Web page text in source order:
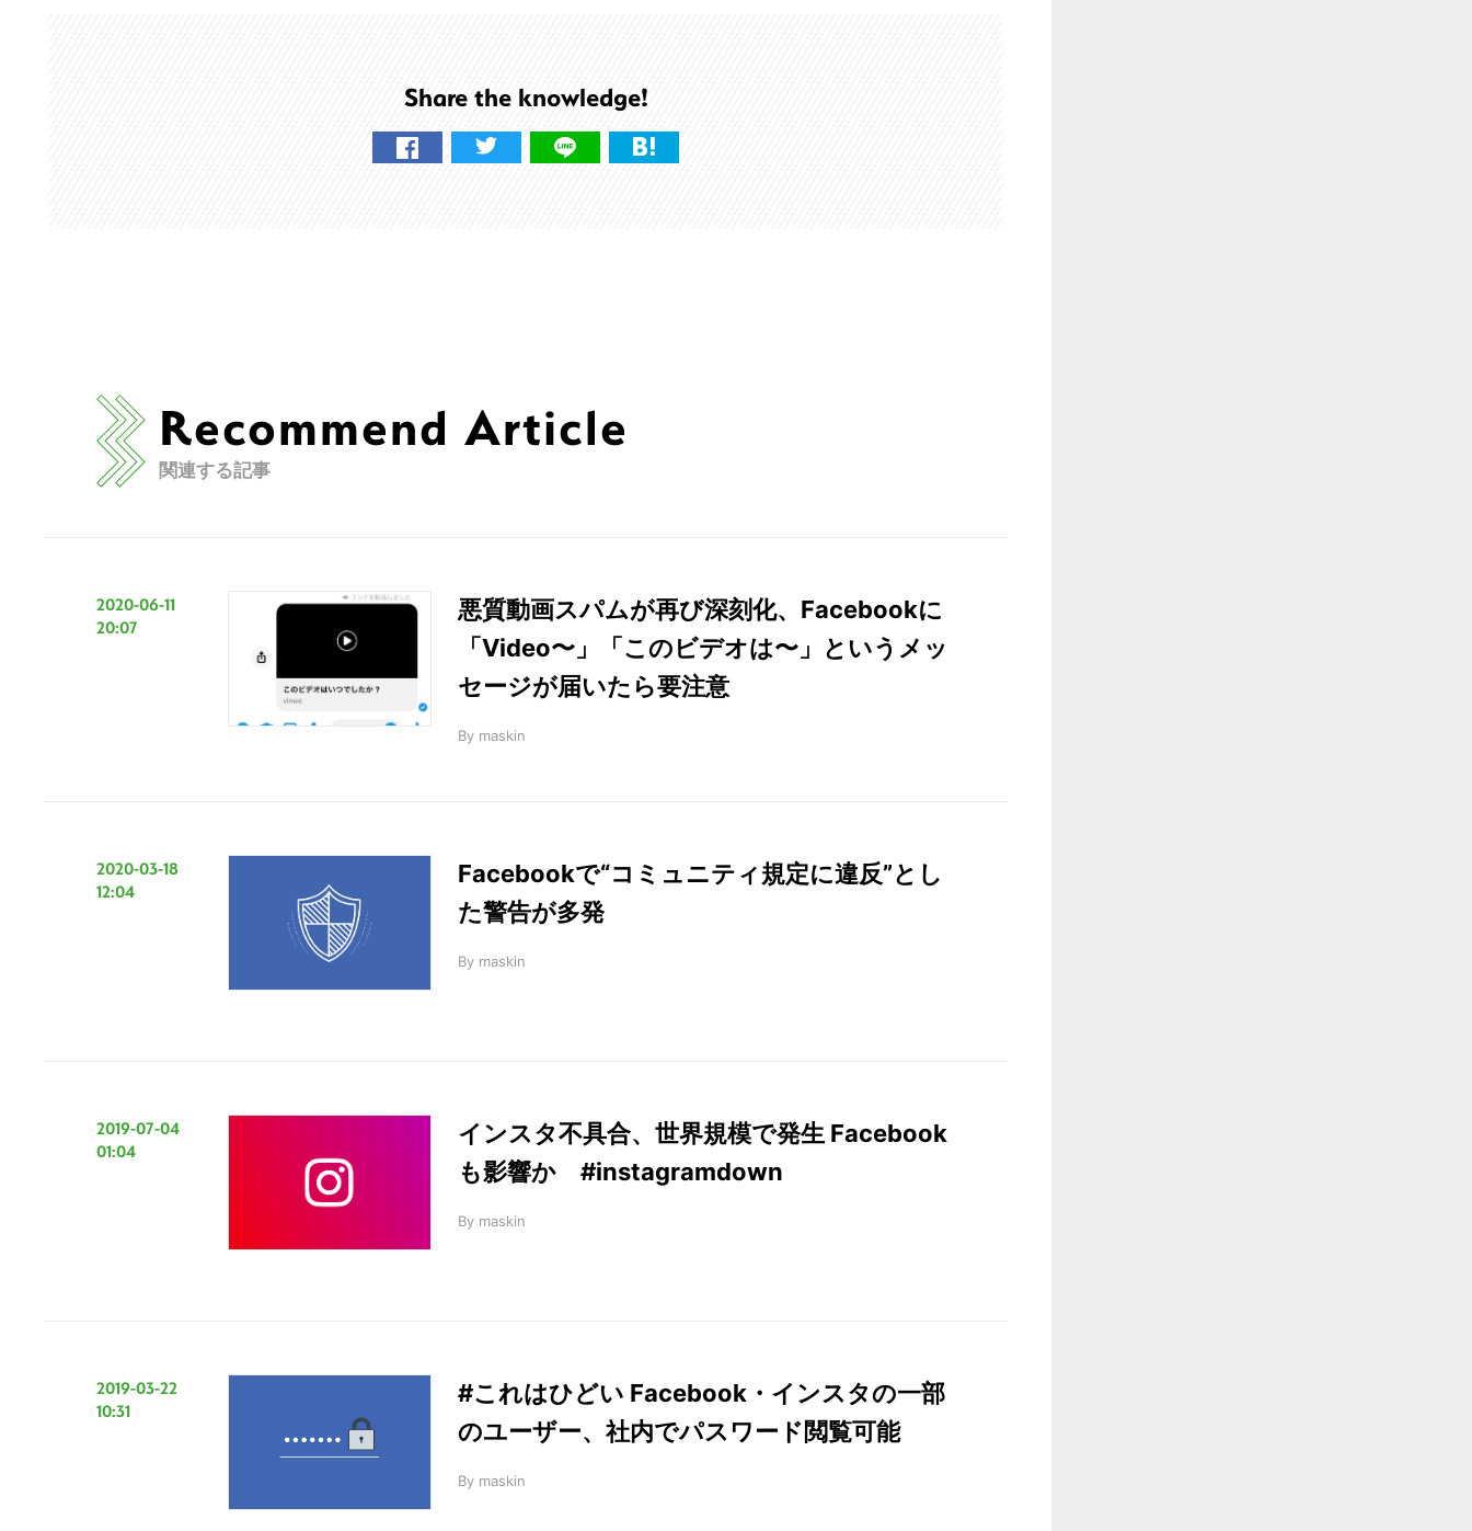
Share the knowledge!
Recommend Article
関連する記事
2020-06-11
20:07
悪質動画スパムが再び深刻化、Facebookに
「Video〜」「このビデオは〜」というメッ
セージが届いたら要注意
By maskin
2020-03-18
12:04
Facebookで“コミュニティ規定に違反”とし
た警告が多発
By maskin
2019-07-04
01:04
インスタ不具合、世界規模で発生 Facebook
も影響か #instagramdown
By maskin
2019-03-22
10:31
#これはひどい Facebook・インスタの一部
のユーザー、社内でパスワード閲覧可能
By maskin
サ
ト